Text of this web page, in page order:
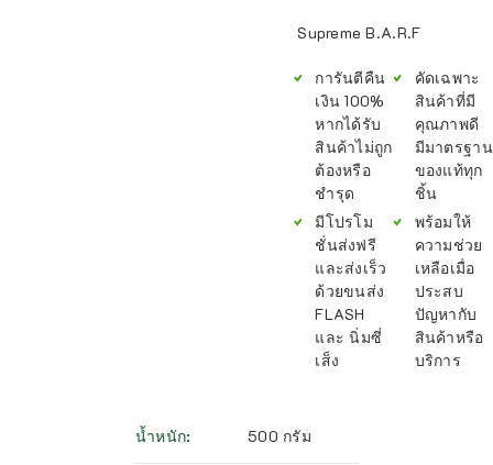
Supreme B.A.R.F
การันตีคืน
เงิน 100%
หากได้รับ
สินค้าไม่ถูก
ต้องหรือ
ชำรุด
มีโปรโม
ชั่นส่งฟรี
และส่งเร็ว
ด้วยขนส่ง
FLASH
และ นิ่มซี่
เส็ง
คัดเฉพาะ
สินค้าที่มี
คุณภาพดี
มีมาตรฐาน
ของแท้ทุก
ชิ้น
พร้อมให้
ความช่วย
เหลือเมื่อ
ประสบ
ปัญหากับ
สินค้าหรือ
บริการ
น้ำหนัก 500 กรัม